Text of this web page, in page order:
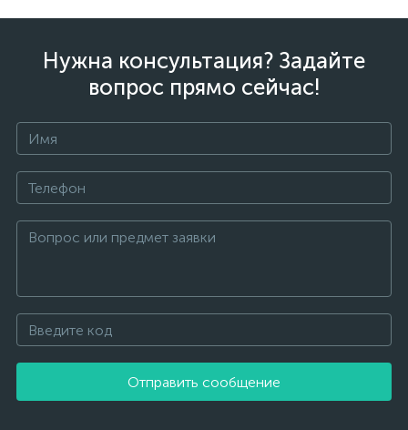
Нужна консультация? Задайте
вопрос прямо сейчас!
Отправить сообщение